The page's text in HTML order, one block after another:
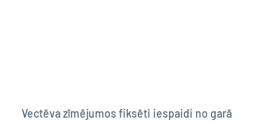
Vectēva zīmējumos fiksēti iespaidi no garā